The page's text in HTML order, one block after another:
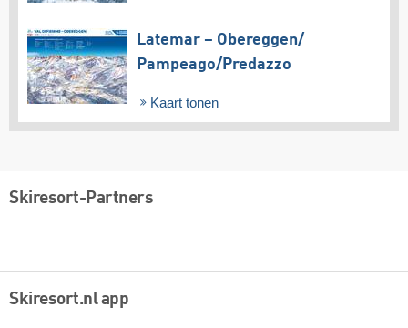
Latemar – Obereggen/​
Pampeago/​Predazzo
Kaart tonen
Skiresort-Partners
Skiresort.nl app